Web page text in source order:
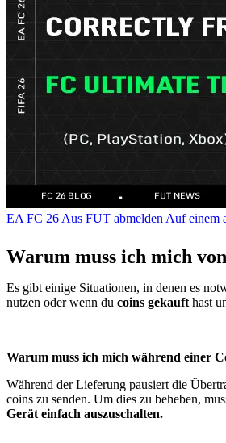
EA FC 26 Aus FUT abmelden Auf einem
Warum muss ich mich
Es gibt einige Situationen, in denen es
nutzen oder wenn du coins gekauft hast
Warum muss ich mich während einer
Während der Lieferung pausiert die
coins zu senden. Um dies zu beheben,
Gerät einfach auszuschalten.